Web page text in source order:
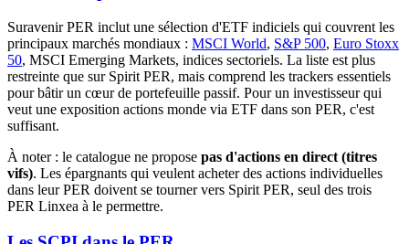
Suravenir PER inclut une sélection d'ETF indiciels qui couvrent les
principaux marchés mondiaux : MSCI World, S&P 500, Euro Stoxx
50, MSCI Emerging Markets, indices sectoriels. La liste est plus
restreinte que sur Spirit PER, mais comprend les trackers essentiels
pour bâtir un cœur de portefeuille passif. Pour un investisseur qui
veut une exposition actions monde via ETF dans son PER, c'est
suffisant.
À noter : le catalogue ne propose pas d'actions en direct (titres
vifs). Les épargnants qui veulent acheter des actions individuelles
dans leur PER doivent se tourner vers Spirit PER, seul des trois
PER Linxea à le permettre.